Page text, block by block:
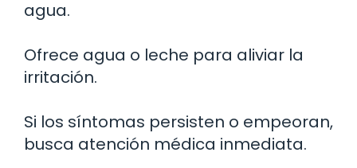
agua.
Ofrece agua o leche para aliviar la
irritación.
Si los síntomas persisten o empeoran,
busca atención médica inmediata.